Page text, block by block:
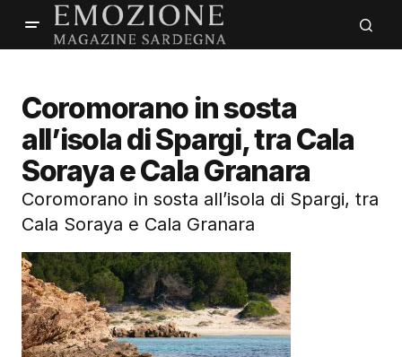
Coromorano in sosta
all’isola di Spargi, tra Cala
Soraya e Cala Granara
Coromorano in sosta all’isola di Spargi, tra
Cala Soraya e Cala Granara